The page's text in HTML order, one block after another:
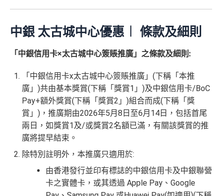
中銀 太古城中心優惠︱ 條款及細則
「中銀信用卡×太古城中心簽賬推廣」之條款及細則:
「中銀信用卡x太古城中心簽賬推廣」(下稱「本推
廣」)共由基本獎賞(下稱「獎賞1」)及中銀信用卡/BoC
Pay+額外獎賞(下稱「獎賞2」)組合而成(下稱「獎
賞」)，推廣期由2026年5月8日至6月14日，包括首尾
兩日，如獎賞1及/或獎賞2名額已滿，有關該獎賞的推
廣將提早結束。
除特別註明外，本推廣只適用於:
由香港發行並印有標誌的中銀信用卡及中銀聯營
卡之實體卡，或其透過 Apple Pay、Google